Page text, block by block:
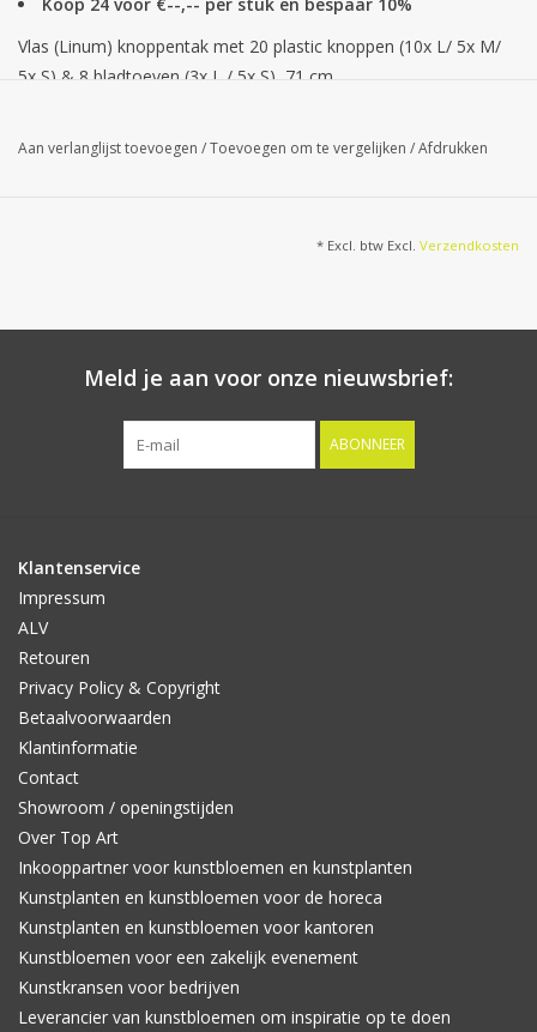
Vlas (Linum) knoppentak met 20 plastic knoppen (10x L/ 5x M/
5x S) & 8 bladtoeven (3x L / 5x S), 71 cm
Aan verlanglijst toevoegen /Toevoegen om te vergelijken /Afdrukken
* Excl. btw Excl. Verzendkosten
Meld je aan voor onze nieuwsbrief:
ABONNEER
Klantenservice
Impressum
ALV
Retouren
Privacy Policy & Copyright
Betaalvoorwaarden
Klantinformatie
Contact
Showroom / openingstijden
Over Top Art
Inkooppartner voor kunstbloemen en kunstplanten
Kunstplanten en kunstbloemen voor de horeca
Kunstplanten en kunstbloemen voor kantoren
Kunstbloemen voor een zakelijk evenement
Kunstkransen voor bedrijven
Leverancier van kunstbloemen om inspiratie op te doen